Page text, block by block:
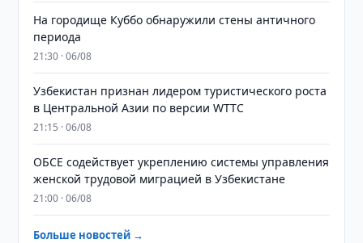
На городище Куббо обнаружили стены античного
периода
21:30 · 06/08
Узбекистан признан лидером туристического роста
в Центральной Азии по версии WTTC
21:15 · 06/08
ОБСЕ содействует укреплению системы управления
женской трудовой миграцией в Узбекистане
21:00 · 06/08
Больше новостей →